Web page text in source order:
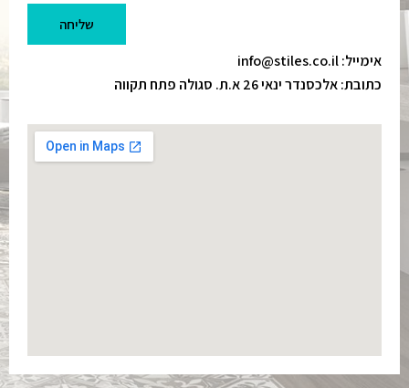
שליחה
אימייל: info@stiles.co.il
כתובת: אלכסנדר ינאי 26 א.ת. סגולה פתח תקווה